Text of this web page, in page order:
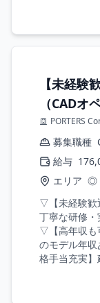
【未経験
（CADオ
PORTERS
募集職種
給与
エリア ◎
▽【未経験歓
丁寧な研修
▽【高年収も
のモデル年
格手当充実